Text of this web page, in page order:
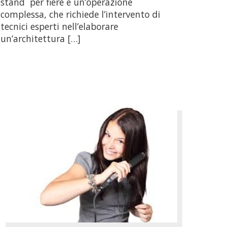
complessa, che richiede l’intervento di
tecnici esperti nell’elaborare
un’architettura […]